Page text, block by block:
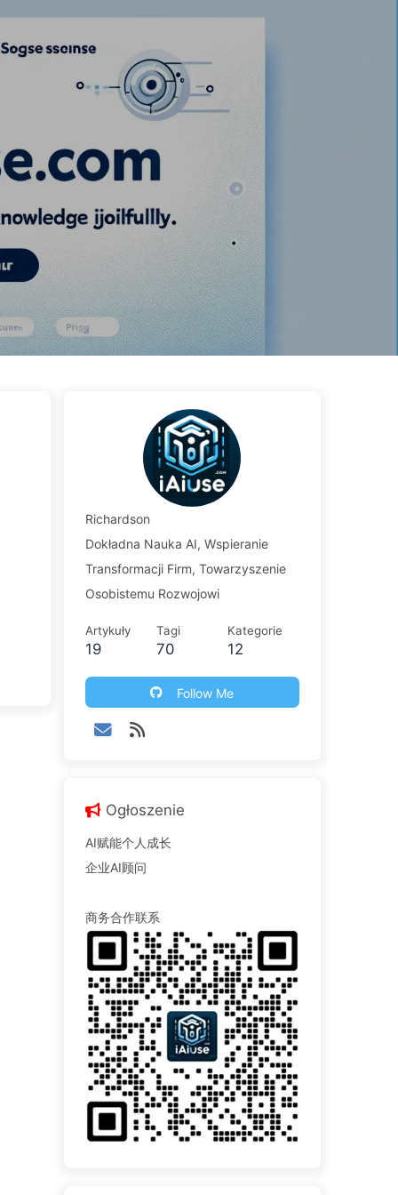
Richardson
Dokładna Nauka AI, Wspieranie
Transformacji Firm, Towarzyszenie
Osobistemu Rozwojowi
Artykuły
19
Tagi
70
Kategorie
12
Follow Me
Ogłoszenie
AI赋能个人成长
企业AI顾问
商务合作联系